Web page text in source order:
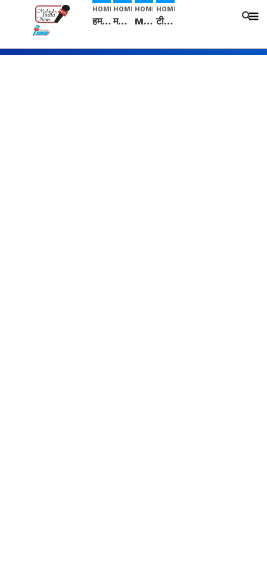
HOME
हम सनातनी..." सांसद kangana Ranaut से क्या बोली लड़की? Viral Jantar-Mantar | CJP protest
HOME
मनीषा हत्याकांड: हत्या, आत्महत्या या कोई बड़ा राज? | Full Story | Josh Haryana
HOME
Mangalsutra: हिंदू धर्म में शादी के बाद मंगलसूत्र क्यों पहनती है महिलाएं, किसने शुरु की ये परंपरा
HOME
टीम बीकेई ने एग्रीकल्चर ग्रेड की यूरिया खाद गट्टों में बदलकर टेक्निकल ग्रेड में बेचने वालों पर करवाई कार्रवाई: लखविंदर सिंह औलख